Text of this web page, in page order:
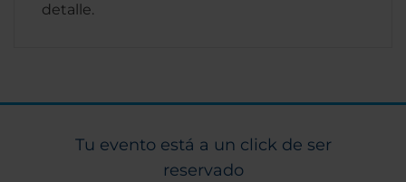
detalle.
Tu evento está a un click de ser
reservado